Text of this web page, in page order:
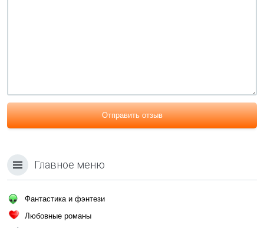
Отправить отзыв
Главное меню
Фантастика и фэнтези
Любовные романы